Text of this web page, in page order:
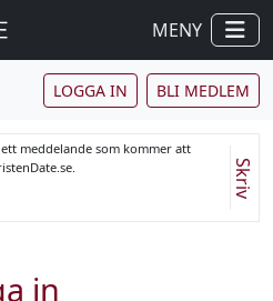
MENY
LOGGA IN BLI MEDLEM
meddelande som kommer att
Skriv
in